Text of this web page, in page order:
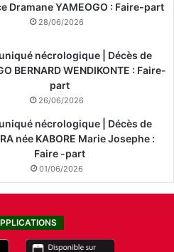
Dramane YAMEOGO : Faire-part
28/06/2026
nécrologique | Décès de
BERNARD WENDIKONTE : Faire-
part
26/06/2026
nécrologique | Décès de
née KABORE Marie Josephe :
Faire -part
01/06/2026